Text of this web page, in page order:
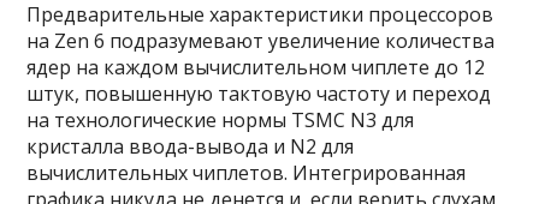
Предварительные характеристики процессоров
на Zen 6 подразумевают увеличение количества
ядер на каждом вычислительном чиплете до 12
штук, повышенную тактовую частоту и переход
на технологические нормы TSMC N3 для
кристалла ввода-вывода и N2 для
вычислительных чиплетов. Интегрированная